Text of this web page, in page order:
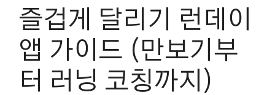
즐겁게 달리기 런데이
앱 가이드 (만보기부
터 러닝 코칭까지)